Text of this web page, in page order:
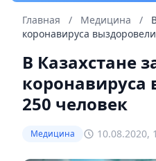
Главная / Медицина /
коронавируса
В Казахстане
коронавируса
250 человек
Медицина 10.08.2020,